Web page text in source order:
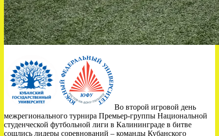
Во второй игровой день
межрегионального турнира Премьер-группы Национальной
студенческой футбольной лиги в Калининграде в битве
сошлись лидеры соревнований – команды Кубанского